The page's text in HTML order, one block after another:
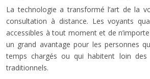
La technologie a transformé l’art de la
consultation à distance. Les voyants
accessibles à tout moment et de
un grand avantage pour les personnes
temps chargés ou qui habitent loin des
traditionnels.